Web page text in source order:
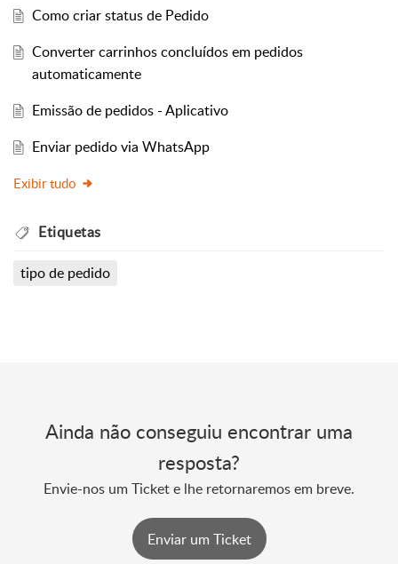
Como criar status de Pedido
Converter carrinhos concluídos em pedidos
automaticamente
Emissão de pedidos - Aplicativo
Enviar pedido via WhatsApp
Exibir tudo
Etiquetas
tipo de pedido
Ainda não conseguiu encontrar uma
resposta?
Envie-nos um Ticket e lhe retornaremos em breve.
Enviar um Ticket